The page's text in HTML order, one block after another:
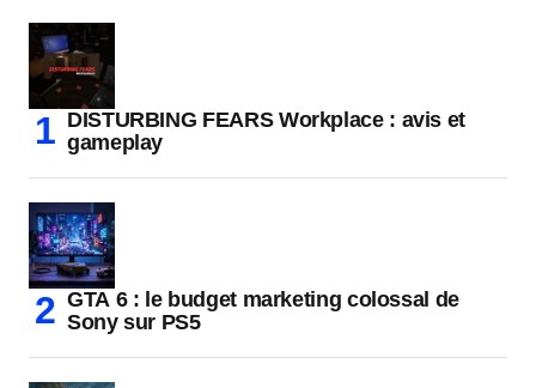
DISTURBING FEARS Workplace : avis et
gameplay
GTA 6 : le budget marketing colossal de
Sony sur PS5